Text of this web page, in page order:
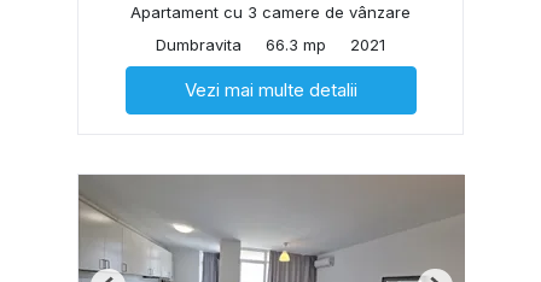
Apartament cu 3 camere de vânzare
Dumbravita
66.3 mp 2021
Vezi mai multe detalii